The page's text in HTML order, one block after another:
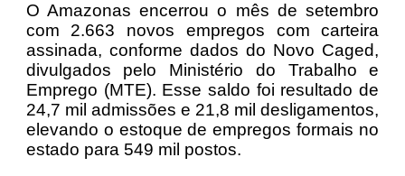
O Amazonas encerrou o mês de setembro
com 2.663 novos empregos com carteira
assinada, conforme dados do Novo Caged,
divulgados pelo Ministério do Trabalho e
Emprego (MTE). Esse saldo foi resultado de
24,7 mil admissões e 21,8 mil desligamentos,
elevando o estoque de empregos formais no
estado para 549 mil postos.